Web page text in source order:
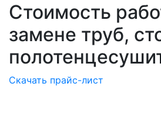
Стоимость
замене труб,
Скачать прайс-лист